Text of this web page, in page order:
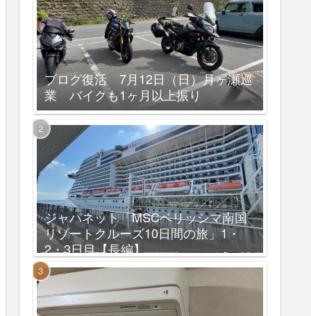
ブログ復活 7月12日（日）月ヶ瀬巡
業 バイクも1ヶ月以上振り
ジャパネット「MSCベリッシマ南国
リゾートクルーズ10日間の旅」1・
2・3日目【長編】